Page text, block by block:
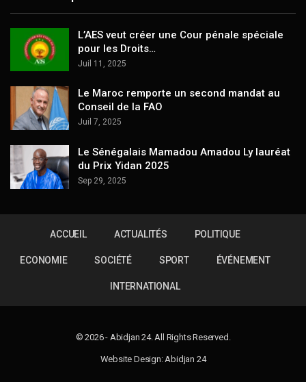
L’AES veut créer une Cour pénale spéciale
pour les Droits…
Juil 11, 2025
Le Maroc remporte un second mandat au
Conseil de la FAO
Juil 7, 2025
Le Sénégalais Mamadou Amadou Ly lauréat
du Prix Yidan 2025
Sep 29, 2025
ACCUEIL ACTUALITÉS POLITIQUE
ECONOMIE SOCIÉTÉ SPORT ÉVÉNEMENT
INTERNATIONAL
© 2026 - Abidjan 24. All Rights Reserved.
Website Design: Abidjan 24